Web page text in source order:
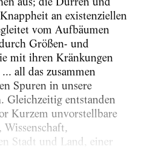
an existenziellen
vom Aufbäumen
Größen- und
mit ihren Kränkungen
all das zusammen
Spuren in unsere
Gleichzeitig entstanden
Kurzem unvorstellbare
Stadt und Land, einer